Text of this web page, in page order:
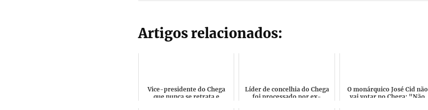
Artigos relacionados:
Vice-presidente do Chega
que nunca se retrata e
Líder de concelhia do Chega
foi processado por ex-
O monárquico José Cid não
vai votar no Chega: "Não